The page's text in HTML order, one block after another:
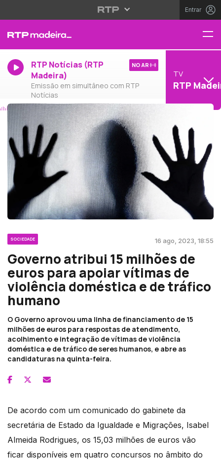
Entrar
RTP Notícias (RTP
Madeira)
Emissão em simultâneo com RTP
Notícias
NO AR
TV
RTP
SOCIEDADE 16 ago, 2023, 18:55
Governo atribui 15 milhões de
euros para apoiar vítimas de
violência doméstica e de tráfico
humano
O Governo aprovou uma linha de financiamento de 15
milhões de euros para respostas de atendimento,
acolhimento e integração de vítimas de violência
doméstica e de tráfico de seres humanos, e abre as
candidaturas na quinta-feira.
De acordo com um comunicado do gabinete da
secretária de Estado da Igualdade e Migrações, Isabel
Almeida Rodrigues, os 15,03 milhões de euros vão
ficar disponíveis em quatro concursos no âmbito do